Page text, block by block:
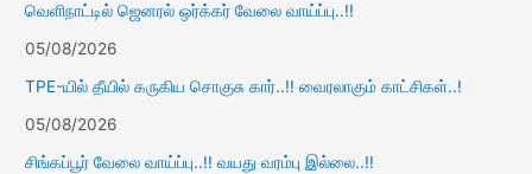
வெளிநாட்டில் ஜெனரல் ஒர்க்கர் வேலை வாய்ப்பு..!!
05/08/2026
TPE-யில் தீயில் கருகிய சொகுசு கார்..!! வைரலாகும் காட்சிகள்..!
05/08/2026
சிங்கப்பூர் வேலை வாய்ப்பு..!! வயது வரம்பு இல்லை..!!